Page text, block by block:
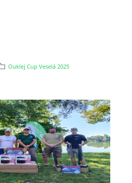
Ouklej Cup Veselá 2025